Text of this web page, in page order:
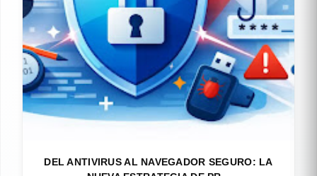
DEL ANTIVIRUS AL NAVEGADOR SEGURO: LA